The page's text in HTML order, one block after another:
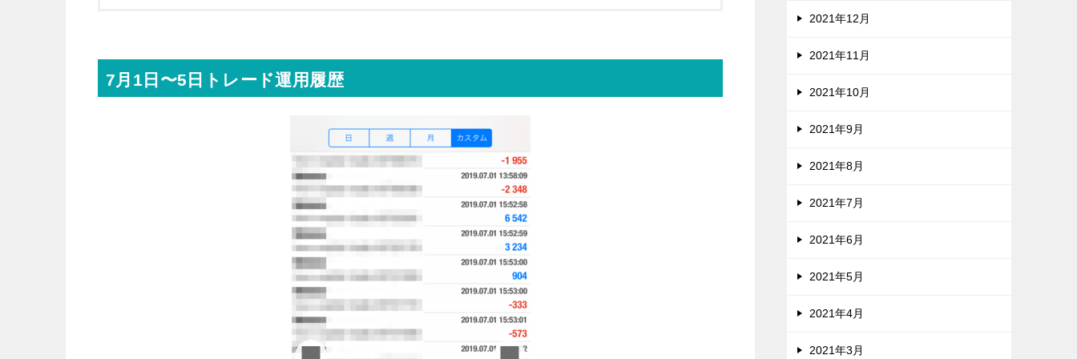
7月1日〜5日トレード運用履歴
2021年12月
2021年11月
2021年10月
2021年9月
2021年8月
2021年7月
2021年6月
2021年5月
2021年4月
2021年3月